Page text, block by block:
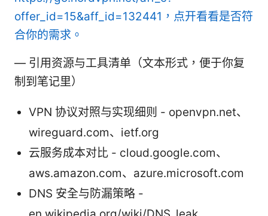
offer_id=15&aff_id=132441，点开看看是否符
合你的需求。
— 引用资源与工具清单（文本形式，便于你复
制到笔记里）
VPN 协议对照与实现细则 - openvpn.net、
wireguard.com、ietf.org
云服务成本对比 - cloud.google.com、
aws.amazon.com、azure.microsoft.com
DNS 安全与防漏策略 -